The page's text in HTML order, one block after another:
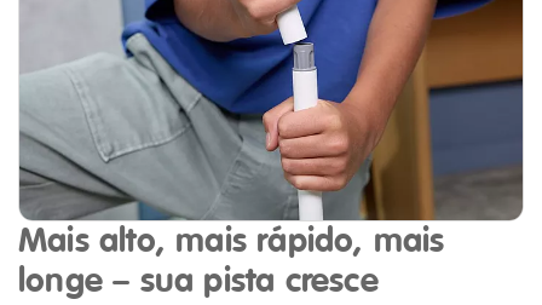
Mais alto, mais rápido, mais
longe – sua pista cresce